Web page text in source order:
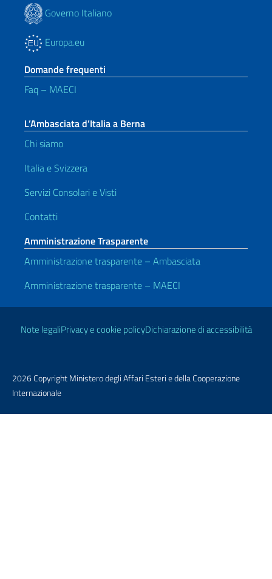
Governo Italiano
Europa.eu
Domande frequenti
Faq – MAECI
L’Ambasciata d’Italia a Berna
Chi siamo
Italia e Svizzera
Servizi Consolari e Visti
Contatti
Amministrazione Trasparente
Amministrazione trasparente – Ambasciata
Amministrazione trasparente – MAECI
Link Utili
Note legaliPrivacy e cookie policyDichiarazione di accessibilità
2026 Copyright Ministero degli Affari Esteri e della Cooperazione
Internazionale